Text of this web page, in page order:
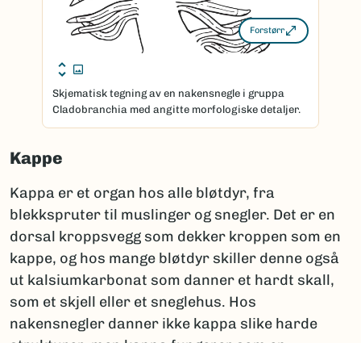
Forstørr
Skjematisk tegning av en nakensnegle i gruppa
Cladobranchia med angitte morfologiske detaljer.
Kappe
Kappa er et organ hos alle bløtdyr, fra
blekkspruter til muslinger og snegler. Det er en
dorsal kroppsvegg som dekker kroppen som en
kappe, og hos mange bløtdyr skiller denne også
ut kalsiumkarbonat som danner et hardt skall,
som et skjell eller et sneglehus. Hos
nakensnegler danner ikke kappa slike harde